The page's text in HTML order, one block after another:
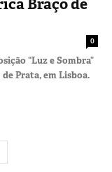
Braço de
0
“Luz e Sombra”
Prata, em Lisboa.